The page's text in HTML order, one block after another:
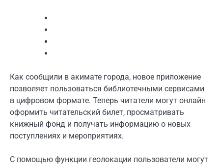
Как сообщили в акимате города, новое приложение
позволяет пользоваться библиотечными сервисами
в цифровом формате. Теперь читатели могут онлайн
оформить читательский билет, просматривать
книжный фонд и получать информацию о новых
поступлениях и мероприятиях.
С помощью функции геолокации пользователи могут